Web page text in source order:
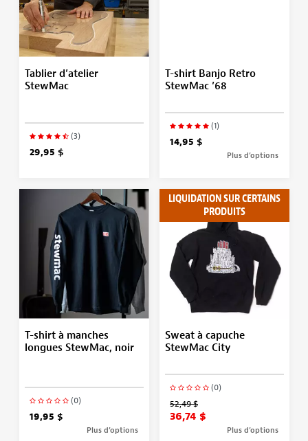
Tablier d’atelier
StewMac
(3)
29,95 $
T-shirt Banjo Retro
StewMac ’68
(1)
14,95 $
Plus d’options
T-shirt à manches
longues StewMac, noir
(0)
19,95 $
Plus d’options
LIQUIDATION SUR CERTAINS
PRODUITS
Sweat à capuche
StewMac City
(0)
52,49 $
36,74 $
Plus d’options